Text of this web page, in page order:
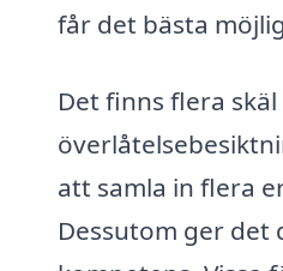
får det bästa
Det finns flera
att samla in flera
Dessutom ger